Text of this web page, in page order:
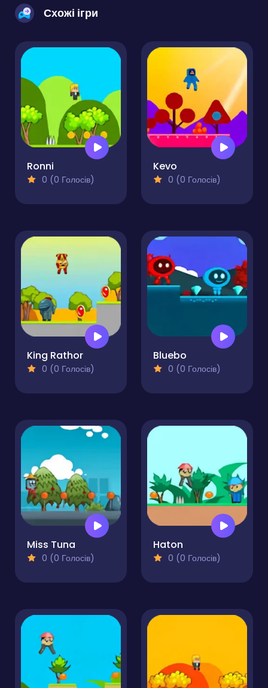
Схожі ігри
Ronni
0 (0 Голосів)
Kevo
0 (0 Голосів)
King Rathor
0 (0 Голосів)
Bluebo
0 (0 Голосів)
Miss Tuna
0 (0 Голосів)
Haton
0 (0 Голосів)